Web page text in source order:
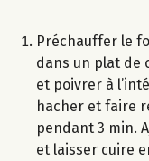
Préchauffer le
dans un plat de
et poivrer à
hacher et faire
pendant 3 min.
et laisser cuire